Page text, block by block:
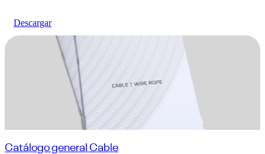
Descargar
Catálogo general Cable